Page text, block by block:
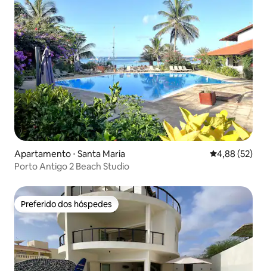
Apartamento ⋅ Santa Maria 4,88 de uma
4,88 (52)
Porto Antigo 2 Beach Studio
Preferido dos hóspedes
Preferido dos hóspedes